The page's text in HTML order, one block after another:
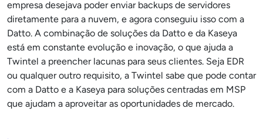
empresa desejava poder enviar backups de servidores
diretamente para a nuvem, e agora conseguiu isso com a
Datto. A combinação de soluções da Datto e da Kaseya
está em constante evolução e inovação, o que ajuda a
Twintel a preencher lacunas para seus clientes. Seja EDR
ou qualquer outro requisito, a Twintel sabe que pode contar
com a Datto e a Kaseya para soluções centradas em MSP
que ajudam a aproveitar as oportunidades de mercado.